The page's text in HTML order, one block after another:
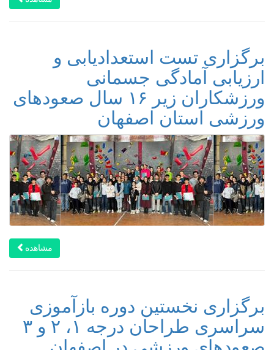
برگزاری تست استعدادیابی و
ارزیابی آمادگی جسمانی
ورزشکاران زیر ۱۶ سال صعودهای
ورزشی استان اصفهان
مشاهده
برگزاری نخستین دوره بازآموزی
سراسری طراحان درجه ۱، ۲ و ۳